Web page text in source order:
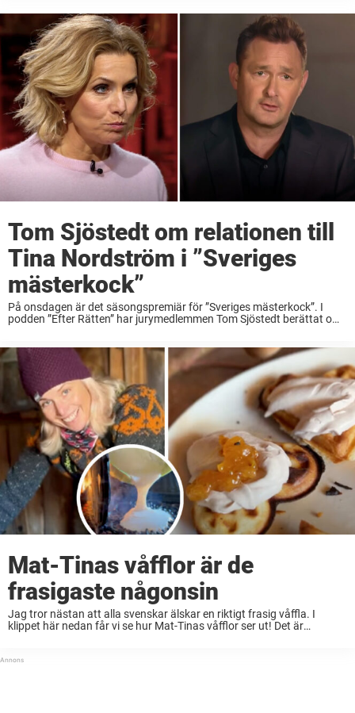
Tom Sjöstedt om relationen till
Tina Nordström i ”Sveriges
mästerkock”
På onsdagen är det säsongspremiär för ”Sveriges mästerkock”. I
podden ”Efter Rätten” har jurymedlemmen Tom Sjöstedt berättat om
Mat-Tinas våfflor är de
frasigaste någonsin
Jag tror nästan att alla svenskar älskar en riktigt frasig våffla. I
klippet här nedan får vi se hur Mat-Tinas våfflor ser ut! Det är